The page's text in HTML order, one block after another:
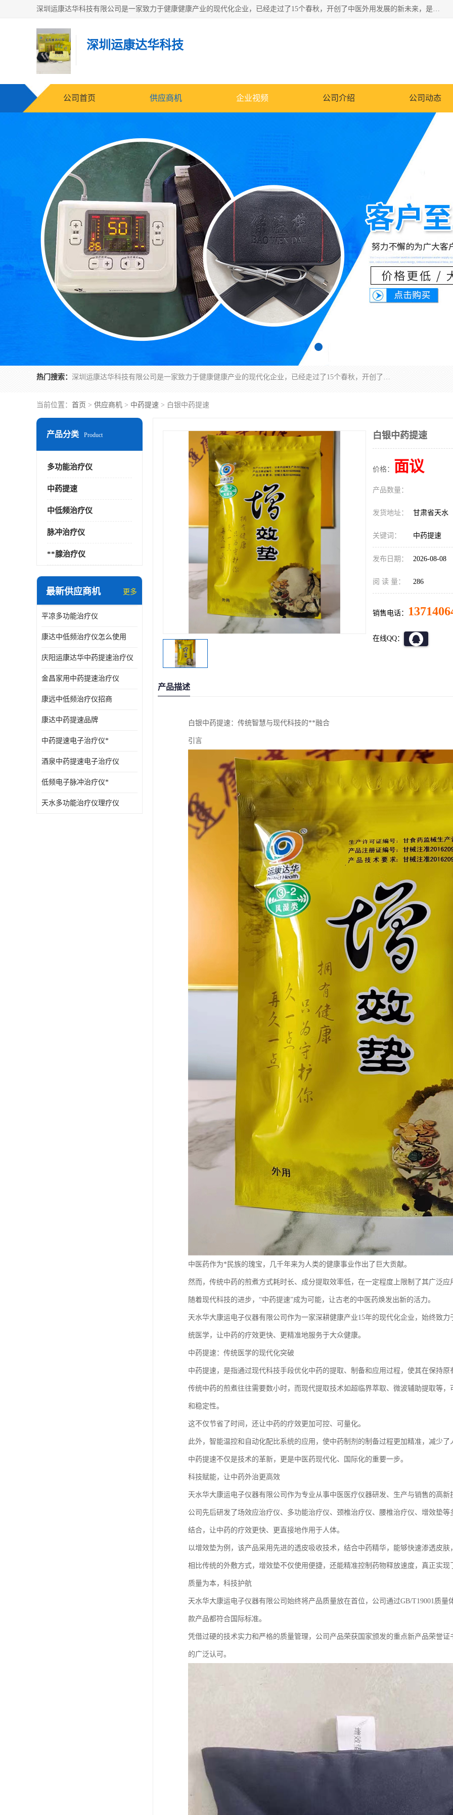
深圳运康达华科技有限公司是一家致力于健康健康产业的现代化企业，已经走过了15个春秋，开创了中医外用发展的新未来，是专业从事中医医疗仪器的研发、生产、销售、服务为一体的子公司，在医疗器械的设计、开发和生产方面率先引进国际先进技术和好的科技人员，先后开发出了场效应治疗仪、多功能治疗仪、颈椎治疗仪、腰椎治疗仪、增效垫等多个系列。
深圳运康达华科技
公司首页 供应商机 企业视频 公司介绍 公司动态
热门搜索： 深圳运康达华科技有限公司是一家致力于健康健康产业的现代化企业，已经走过了15个春秋，开创了中医外用发展的新未来，是专业从事中医医疗仪器的研发、生产、销售、服务为一体的子公司，在医疗器械的设计、开发和生产方面率先引进国际先进技术和好的科技人员，先后开发出了场效应治疗仪、多功能治疗仪、颈椎治疗仪、腰椎治疗仪、增效垫等多个系列。
当前位置： 首页 > 供应商机 > 中药提速 > 白银中药提速
产品分类 Product
多功能治疗仪
中药提速
中低频治疗仪
脉冲治疗仪
**腺治疗仪
最新供应商机 更多
平凉多功能治疗仪
康达中低频治疗仪怎么使用
庆阳运康达华中药提速治疗仪
金昌家用中药提速治疗仪
康远中低频治疗仪招商
康达中药提速品牌
中药提速电子治疗仪*
酒泉中药提速电子治疗仪
低频电子脉冲治疗仪*
天水多功能治疗仪理疗仪
白银中药提速
价格： 面议
产品数量：
发货地址： 甘肃省天水
关键词： 中药提速
发布日期： 2026-08-08
阅 读 量： 286
销售电话：
在线QQ：
产品描述
白银中药提速：传统智慧与现代科技的**融合
引言
中医药作为*民族的瑰宝，几千年来为人类的健康事业作出了巨大贡献。
然而，传统中药的煎煮方式耗时长、成分提取效率低，在一定程度上限制了其广泛应
随着现代科技的进步，“中药提速”成为可能，让古老的中医药焕发出新的活力。
天水华大康运电子仪器有限公司作为一家深耕健康产业15年的现代化企业，始终致
统医学，让中药的疗效更快、更精准地服务于大众健康。
中药提速：传统医学的现代化突破
中药提速，是指通过现代科技手段优化中药的提取、制备和应用过程，使其在保持
传统中药的煎煮往往需要数小时，而现代提取技术如超临界萃取、微波辅助提取等
和稳定性。
这不仅节省了时间，还让中药的疗效更加可控、可量化。
此外，智能温控和自动化配比系统的应用，使中药制剂的制备过程更加精准，减少
中药提速不仅是技术的革新，更是中医药现代化、国际化的重要一步。
科技赋能，让中药外治更高效
天水华大康运电子仪器有限公司作为专业从事中医医疗仪器研发、生产与销售的高
公司先后研发了场效应治疗仪、多功能治疗仪、颈椎治疗仪、腰椎治疗仪、增效垫
结合，让中药的疗效更快、更直接地作用于人体。
以增效垫为例，该产品采用先进的透皮吸收技术，结合中药精华，能够快速渗透皮
相比传统的外敷方式，增效垫不仅使用便捷，还能精准控制药物释放速度，真正实现
质量为本，科技护航
天水华大康运电子仪器有限公司始终将产品质量放在首位，公司通过GB/T19001质
款产品都符合国际标准。
凭借过硬的技术实力和严格的质量管理，公司产品荣获国家颁发的重点新产品荣誉
的广泛认可。